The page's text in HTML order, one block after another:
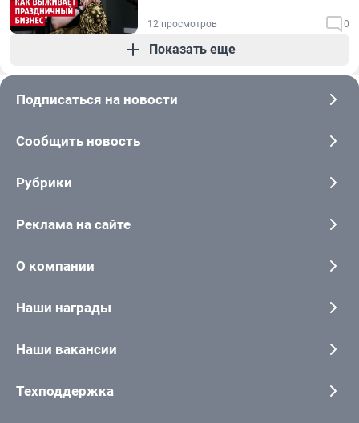
12 просмотров 0
Показать еще
Подписаться на новости
Сообщить новость
Рубрики
Реклама на сайте
О компании
Наши награды
Наши вакансии
Техподдержка